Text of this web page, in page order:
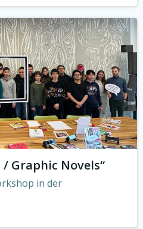
Graphic Novels“
in der